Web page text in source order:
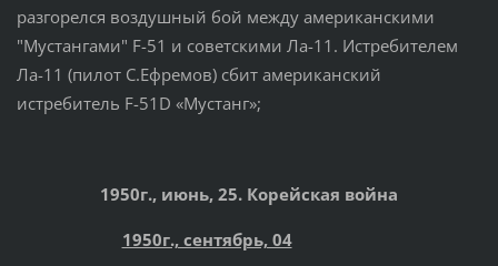
разгорелся воздушный бой между американскими
"Мустангами" F-51 и советскими Ла-11. Истребителем
Ла-11 (пилот С.Ефремов) сбит американский
истребитель F-51D «Мустанг»;
1950г., июнь, 25. Корейская война
1950г., сентябрь, 04